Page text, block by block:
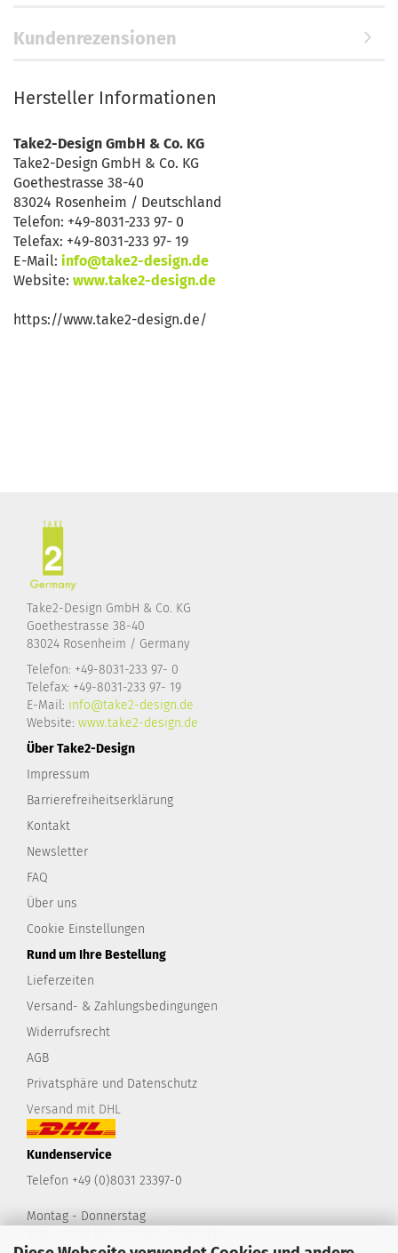
Kundenrezensionen
Hersteller Informationen
Take2-Design GmbH & Co. KG
Take2-Design GmbH & Co. KG
Goethestrasse 38-40
83024 Rosenheim / Deutschland
Telefon: +49-8031-233 97- 0
Telefax: +49-8031-233 97- 19
E-Mail: info@take2-design.de
Website: www.take2-design.de
https://www.take2-design.de/
Take2-Design GmbH & Co. KG
Goethestrasse 38-40
83024 Rosenheim / Germany
Telefon: +49-8031-233 97- 0
Telefax: +49-8031-233 97- 19
E-Mail: info@take2-design.de
Website: www.take2-design.de
Über Take2-Design
Impressum
Barrierefreiheitserklärung
Kontakt
Newsletter
FAQ
Über uns
Cookie Einstellungen
Rund um Ihre Bestellung
Lieferzeiten
Versand- & Zahlungsbedingungen
Widerrufsrecht
AGB
Privatsphäre und Datenschutz
Versand mit DHL
Kundenservice
Telefon +49 (0)8031 23397-0
Montag - Donnerstag